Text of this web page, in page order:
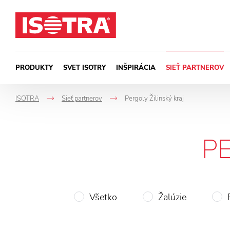
PRODUKTY SVET ISOTRY INŠPIRÁCIA SIEŤ PARTNEROV
ISOTRA
->
Sieť partnerov Pergoly Žilinský kraj
Všetko Žalúzie